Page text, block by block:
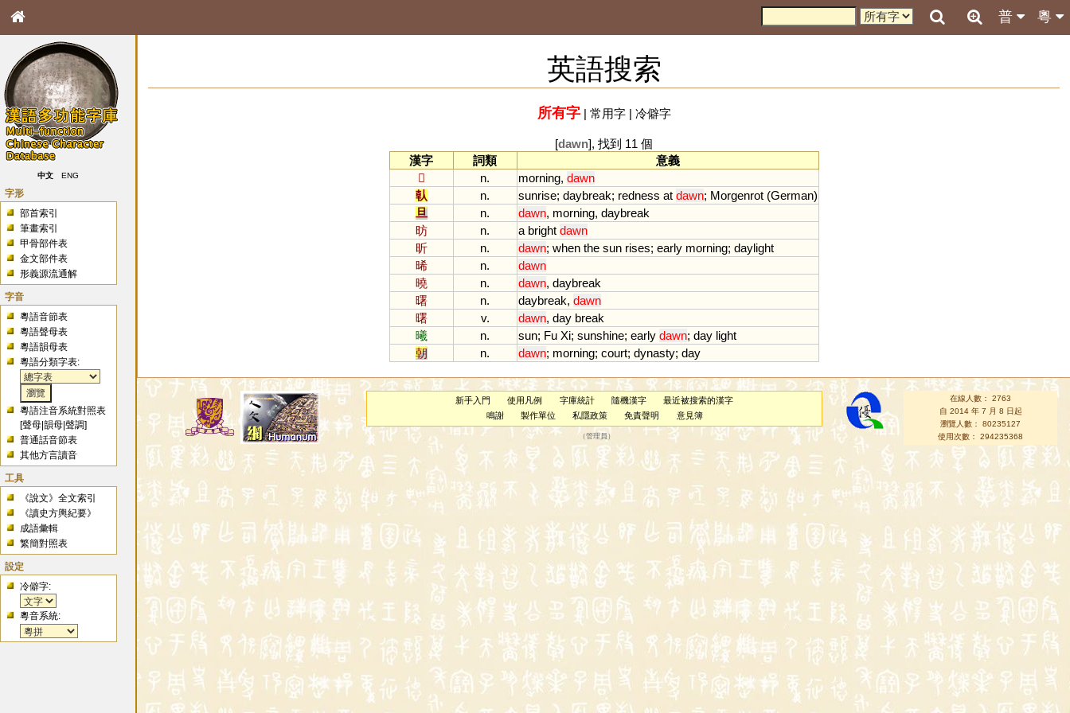
粵
普
中文 ENG
字形
部首索引
筆畫索引
甲骨部件表
金文部件表
形義源流通解
字音
粵語音節表
粵語聲母表
粵語韻母表
粵語分類字表:
粵語注音系統對照表
[聲母 |韻母 |聲調]
普通話音節表
其他方言讀音
工具
《說文》全文索引
《讀史方輿紀要》
成語彙輯
繁簡對照表
設定
冷僻字:
粵音系統:
英語搜索
所有字| 常用字| 冷僻字
[dawn], 找到 11 個
漢字
詞類
意義
𦩻
n. morning, dawn
倝
n. sunrise; daybreak; redness at dawn; Morgenrot(German)
旦
n. dawn, morning, daybreak
昉
n. a bright dawn
昕
n. dawn; when the sun rises; early morning; daylight
晞
n.
dawn
曉
n. dawn, daybreak
曙
n. daybreak, dawn
曙
v. dawn, day break
曦
n. sun; Fu Xi; sunshine; early dawn; day light
朝
n. dawn; morning; court; dynasty; day
新手入門 使用凡例 字庫統計 隨機漢字
最近被搜索的漢字
鳴謝
製作單位 私隱政策 免責聲明 意見簿
（管理員 ）
在線人數： 2763
自 2014 年 7 月 8 日起
瀏覽人數： 80235127
使用次數： 294235368